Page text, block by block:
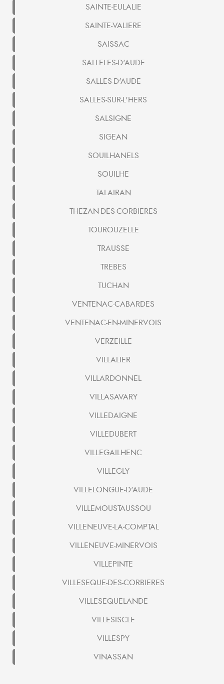
SAINTE-EULALIE
SAINTE-VALIERE
SAISSAC
SALLELES-D'AUDE
SALLES-D'AUDE
SALLES-SUR-L'HERS
SALSIGNE
SIGEAN
SOUILHANELS
SOUILHE
TALAIRAN
THEZAN-DES-CORBIERES
TOUROUZELLE
TRAUSSE
TREBES
TUCHAN
VENTENAC-CABARDES
VENTENAC-EN-MINERVOIS
VERZEILLE
VILLALIER
VILLARDONNEL
VILLASAVARY
VILLEDAIGNE
VILLEDUBERT
VILLEGAILHENC
VILLEGLY
VILLELONGUE-D'AUDE
VILLEMOUSTAUSSOU
VILLENEUVE-LA-COMPTAL
VILLENEUVE-MINERVOIS
VILLEPINTE
VILLESEQUE-DES-CORBIERES
VILLESEQUELANDE
VILLESISCLE
VILLESPY
VINASSAN